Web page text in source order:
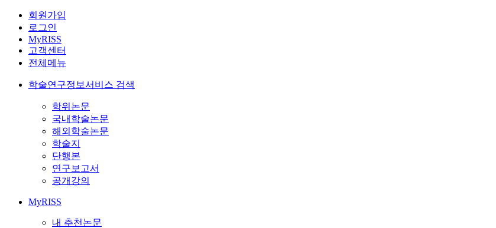
회원가입
로그인
MyRISS
고객센터
전체메뉴
학술연구정보서비스 검색
학위논문
국내학술논문
해외학술논문
학술지
단행본
연구보고서
공개강의
MyRISS
내 추천논문